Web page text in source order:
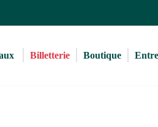
au
principal
Billetterie Boutique